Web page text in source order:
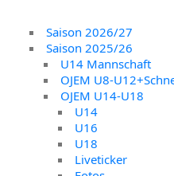
Saison 2026/27
Saison 2025/26
U14 Mannschaft
OJEM U8-
OJEM U14-U18
U14
U16
U18
Liveticker